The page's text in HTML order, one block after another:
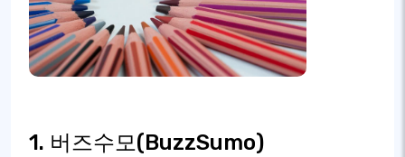
1. 버즈수모(BuzzSumo)